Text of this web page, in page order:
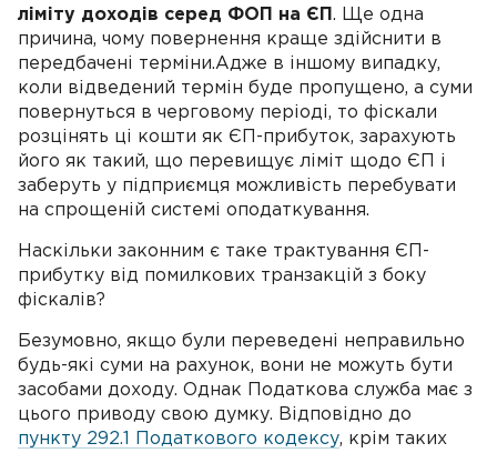
ліміту доходів серед ФОП на ЄП . Ще одна
причина, чому повернення краще здійснити в
передбачені терміни.Адже в іншому випадку,
коли відведений термін буде пропущено, а суми
повернуться в черговому періоді, то фіскали
розцінять ці кошти як ЄП-прибуток, зарахують
його як такий, що перевищує ліміт щодо ЄП і
заберуть у підприємця можливість перебувати
на спрощеній системі оподаткування.
Наскільки законним є таке трактування ЄП-
прибутку від помилкових транзакцій з боку
фіскалів?
Безумовно, якщо були переведені неправильно
будь-які суми на рахунок, вони не можуть бути
засобами доходу. Однак Податкова служба має з
цього приводу свою думку. Відповідно до
пункту 292.1 Податкового кодексу, крім таких